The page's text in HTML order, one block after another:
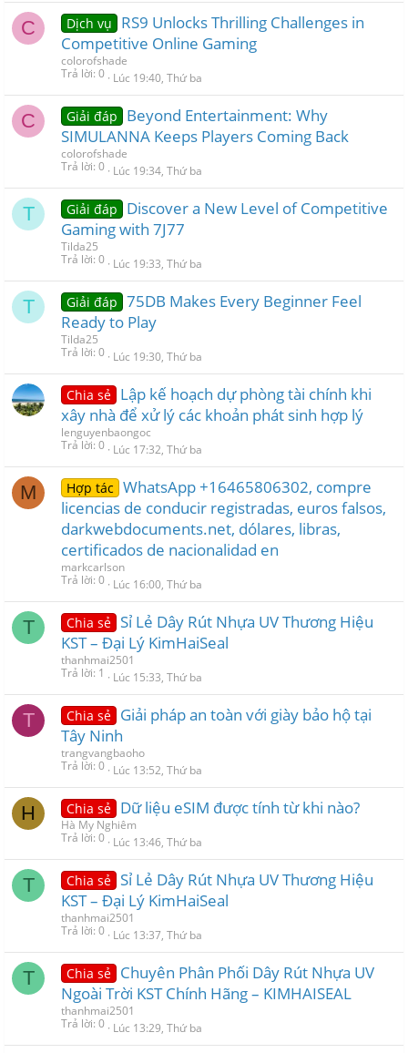
C Dịch vụ
RS9 Unlocks Thrilling Challenges in
Competitive Online Gaming
colorofshade
Trả lời 0 Lúc 19:40, Thứ ba
C Giải đáp
Beyond Entertainment: Why
SIMULANNA Keeps Players Coming Back
colorofshade
Trả lời 0 Lúc 19:34, Thứ ba
T Giải đáp
Discover a New Level of Competitive
Gaming with 7J77
Tilda25
Trả lời 0 Lúc 19:33, Thứ ba
T Giải đáp 75DB Makes Every Beginner Feel
Ready to Play
Tilda25
Trả lời 0 Lúc 19:30, Thứ ba
Chia sẻ Lập kế hoạch dự phòng tài chính khi
xây nhà để xử lý các khoản phát sinh hợp lý
lenguyenbaongoc
Trả lời 0 Lúc 17:32, Thứ ba
M Hợp tác WhatsApp +16465806302, compre
licencias de conducir registradas, euros falsos,
darkwebdocuments.net, dólares, libras,
certificados de nacionalidad en
markcarlson
Trả lời 0 Lúc 16:00, Thứ ba
T Chia sẻ Sỉ Lẻ Dây Rút Nhựa UV Thương Hiệu
KST – Đại Lý KimHaiSeal
thanhmai2501
Trả lời 1 Lúc 15:33, Thứ ba
T Chia sẻ Giải pháp an toàn với giày bảo hộ tại
Tây Ninh
trangvangbaoho
Trả lời 0 Lúc 13:52, Thứ ba
H Chia sẻ Dữ liệu eSIM được tính từ khi nào?
Hà My Nghiêm
Trả lời 0 Lúc 13:46, Thứ ba
T Chia sẻ Sỉ Lẻ Dây Rút Nhựa UV Thương Hiệu
KST – Đại Lý KimHaiSeal
thanhmai2501
Trả lời 0 Lúc 13:37, Thứ ba
T Chia sẻ Chuyên Phân Phối Dây Rút Nhựa UV
Ngoài Trời KST Chính Hãng – KIMHAISEAL
thanhmai2501
Trả lời 0 Lúc 13:29, Thứ ba